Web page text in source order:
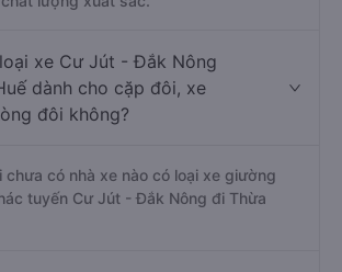
xe Cư Jút - Đắk Nông
dành cho cặp đôi, xe
đôi không?
chưa có nhà xe nào có loại xe giường
tuyến Cư Jút - Đắk Nông đi Thừa